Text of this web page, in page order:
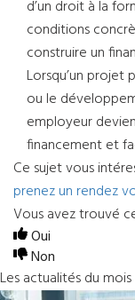
d’un droit à la
conditions
construire un
Lorsqu’un projet
ou le
employeur
financement et
Ce sujet vous
prenez un rendez
Vous avez trouvé
Oui
Non
Les actualités du mois